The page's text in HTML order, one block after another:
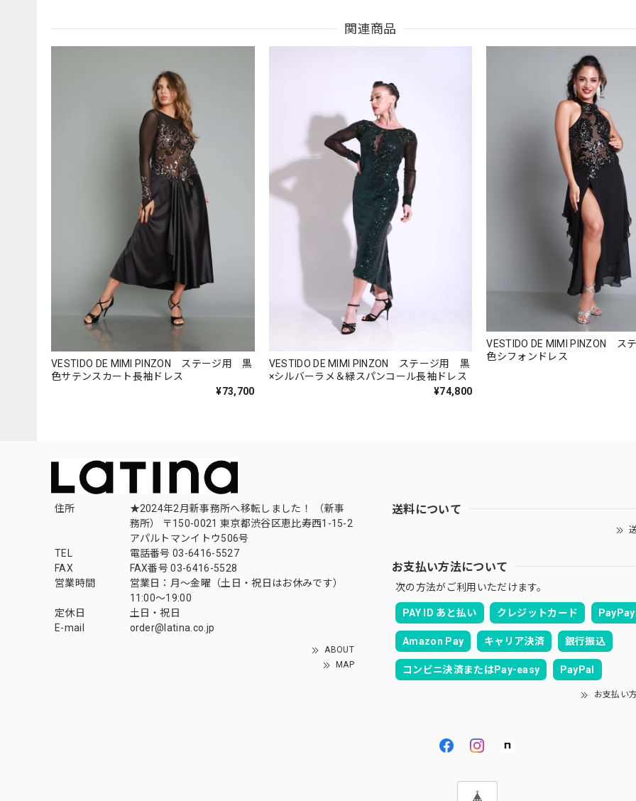
関連商品
VESTIDO DE MIMI PINZON ステージ用 黒
色サテンスカート長袖ドレス
¥73,700
VESTIDO DE MIMI PINZON ステージ用 黒
×シルバーラメ＆緑スパンコール長袖ドレス
¥74,800
VESTIDO DE MIMI PINZON ス
色シフォンドレス
住所
★2024年2月新事務所へ移転しました！ （新事
務所） 〒150-0021 東京都渋谷区恵比寿西1-15-2
アパルトマンイトウ506号
TEL
電話番号 03-6416-5527
FAX
FAX番号 03-6416-5528
営業時間
営業日：月〜金曜（土日・祝日はお休みです）
11:00〜19:00
定休日
土日・祝日
E-mail
order@latina.co.jp
ABOUT
MAP
送料について
お支払い方法について
次の方法がご利用いただけます。
PAY ID あと払い クレジットカード PayPay
Amazon Pay キャリア決済 銀行振込
コンビニ決済またはPay-easy PayPal
お支払い